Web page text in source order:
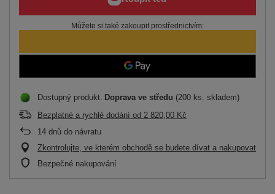
Můžete si také zakoupit prostřednictvím:
Dostupný produkt Doprava ve středu (200 ks. skladem)
Bezplatné a rychlé dodání od 2 820,00 Kč
14 dnů do návratu
Zkontrolujte, ve kterém obchodě se budete dívat a nakupovat
Bezpečné nakupování